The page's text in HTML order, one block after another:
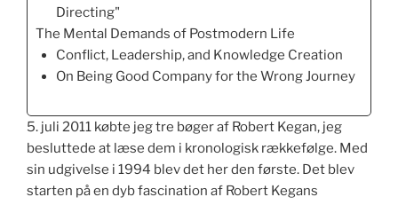
Directing"
The Mental Demands of Postmodern Life
Conflict, Leadership, and Knowledge Creation
On Being Good Company for the Wrong Journey
5. juli 2011 købte jeg tre bøger af Robert Kegan, jeg
besluttede at læse dem i kronologisk rækkefølge. Med
sin udgivelse i 1994 blev det her den første. Det blev
starten på en dyb fascination af Robert Kegans